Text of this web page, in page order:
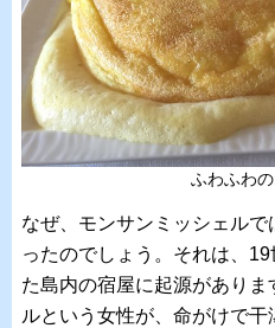
ふわふわ
なぜ、モンサンミッシェル
ったのでしょう。それは、
た島内の宿屋に起源があり
ルという女性が、命がけで